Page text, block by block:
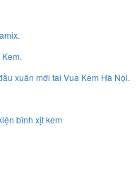
xuân mới tai Vua Kem Hà Nội.
bình xịt kem